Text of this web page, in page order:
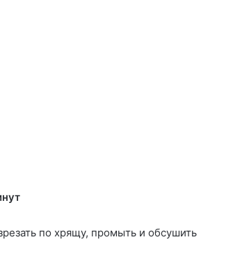
по хрящу, промыть и обсушить